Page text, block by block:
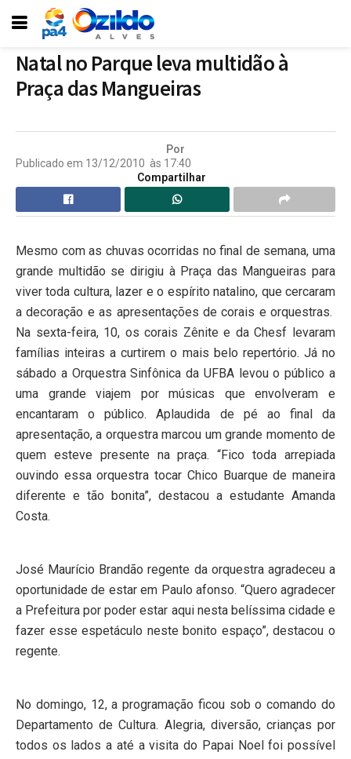
Natal no Parque leva multidão à
Praça das Mangueiras
Por
Publicado em 13/12/2010 às 17:40
Compartilhar
Mesmo com as chuvas ocorridas no final de semana, uma
grande multidão se dirigiu à Praça das Mangueiras para
viver toda cultura, lazer e o espírito natalino, que cercaram
a decoração e as apresentações de corais e orquestras.
Na sexta-feira, 10, os corais Zênite e da Chesf levaram
famílias inteiras a curtirem o mais belo repertório. Já no
sábado a Orquestra Sinfônica da UFBA levou o público a
uma grande viajem por músicas que envolveram e
encantaram o público. Aplaudida de pé ao final da
apresentação, a orquestra marcou um grande momento de
quem esteve presente na praça. “Fico toda arrepiada
ouvindo essa orquestra tocar Chico Buarque de maneira
diferente e tão bonita”, destacou a estudante Amanda
Costa.
José Maurício Brandão regente da orquestra agradeceu a
oportunidade de estar em Paulo afonso. “Quero agradecer
a Prefeitura por poder estar aqui nesta belíssima cidade e
fazer esse espetáculo neste bonito espaço”, destacou o
regente.
No domingo, 12, a programação ficou sob o comando do
Departamento de Cultura. Alegria, diversão, crianças por
todos os lados a até a visita do Papai Noel foi possível